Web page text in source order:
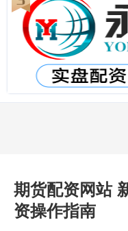
期货配资网站
资操作指南